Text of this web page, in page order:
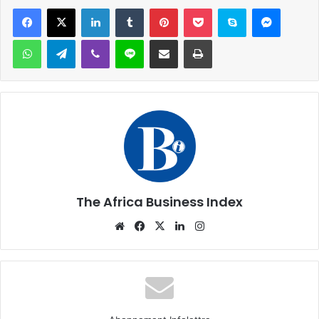
Facebook
X LinkedinTumblr PinterestPocket Skype
WhatsAppTelegramViber Ligne Partager par email Imprimer
The Africa Business Index
WebsiteFacebook
X Linkedin